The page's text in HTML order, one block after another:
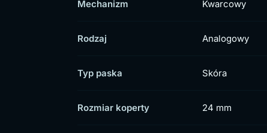
Mechanizm Kwarcowy
Rodzaj Analogowy
Typ paska Skóra
Rozmiar koperty 24 mm